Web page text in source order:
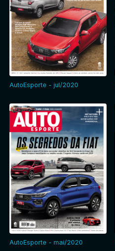
AutoEsporte - jul/2020
AutoEsporte - mai/2020